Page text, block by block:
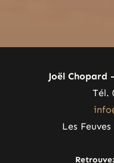
Joël Chopard
Tél.
Les